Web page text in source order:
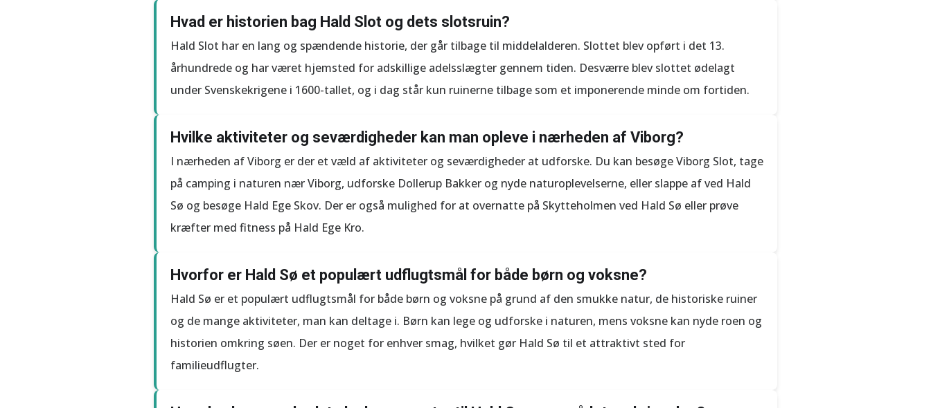
Hvad er historien bag Hald Slot og dets slotsruin?
Hald Slot har en lang og spændende historie, der går tilbage til middelalderen. Slottet blev opført i det 13.
århundrede og har været hjemsted for adskillige adelsslægter gennem tiden. Desværre blev slottet ødelagt
under Svenskekrigene i 1600-tallet, og i dag står kun ruinerne tilbage som et imponerende minde om fortiden.
Hvilke aktiviteter og seværdigheder kan man opleve i nærheden af Viborg?
I nærheden af Viborg er der et væld af aktiviteter og seværdigheder at udforske. Du kan besøge Viborg Slot, tage
på camping i naturen nær Viborg, udforske Dollerup Bakker og nyde naturoplevelserne, eller slappe af ved Hald
Sø og besøge Hald Ege Skov. Der er også mulighed for at overnatte på Skytteholmen ved Hald Sø eller prøve
kræfter med fitness på Hald Ege Kro.
Hvorfor er Hald Sø et populært udflugtsmål for både børn og voksne?
Hald Sø er et populært udflugtsmål for både børn og voksne på grund af den smukke natur, de historiske ruiner
og de mange aktiviteter, man kan deltage i. Børn kan lege og udforske i naturen, mens voksne kan nyde roen og
historien omkring søen. Der er noget for enhver smag, hvilket gør Hald Sø til et attraktivt sted for
familieudflugter.